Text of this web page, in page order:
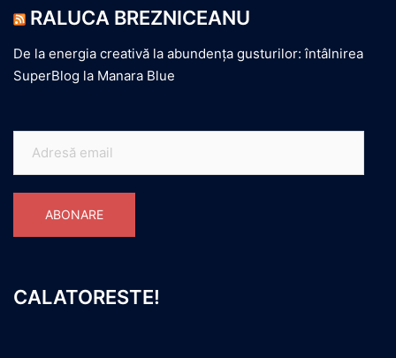
RALUCA BREZNICEANU
De la energia creativă la abundența gusturilor: întâlnirea
SuperBlog la Manara Blue
email
ABONARE
CALATORESTE!